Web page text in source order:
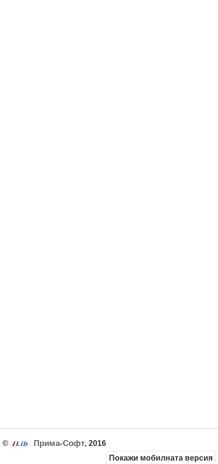
© Прима-Софт, 2016
Покажи мобилната версия